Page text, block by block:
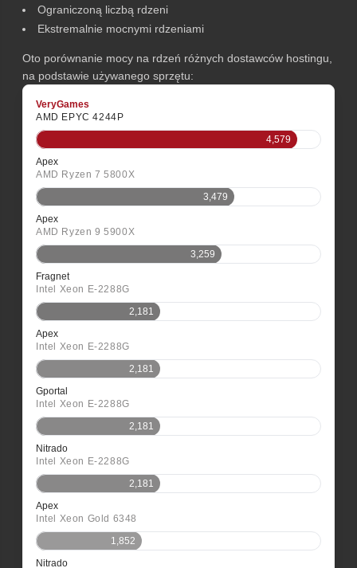
Ograniczoną liczbą rdzeni
Ekstremalnie mocnymi rdzeniami
Oto porównanie mocy na rdzeń różnych dostawców hostingu,
na podstawie używanego sprzętu:
VeryGames
AMD EPYC 4244P
4,579
Apex
AMD Ryzen 7 5800X
3,479
Apex
AMD Ryzen 9 5900X
3,259
Fragnet
Intel Xeon E-2288G
2,181
Apex
Intel Xeon E-2288G
2,181
Gportal
Intel Xeon E-2288G
2,181
Nitrado
Intel Xeon E-2288G
2,181
Apex
Intel Xeon Gold 6348
1,852
Nitrado